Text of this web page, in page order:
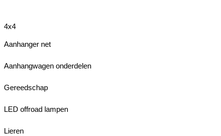
4x4
Aanhanger net
Aanhangwagen onderdelen
Gereedschap
LED offroad lampen
Lieren